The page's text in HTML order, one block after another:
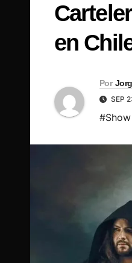
en
Por
SEP